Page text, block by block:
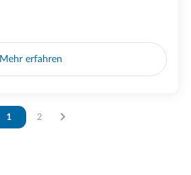
Mehr erfahren
Vous êtes sur la page
1 Vous êtes sur la page
2